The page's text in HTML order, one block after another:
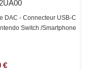
DAC - Connecteur USB-C
Switch /Smartphone
€